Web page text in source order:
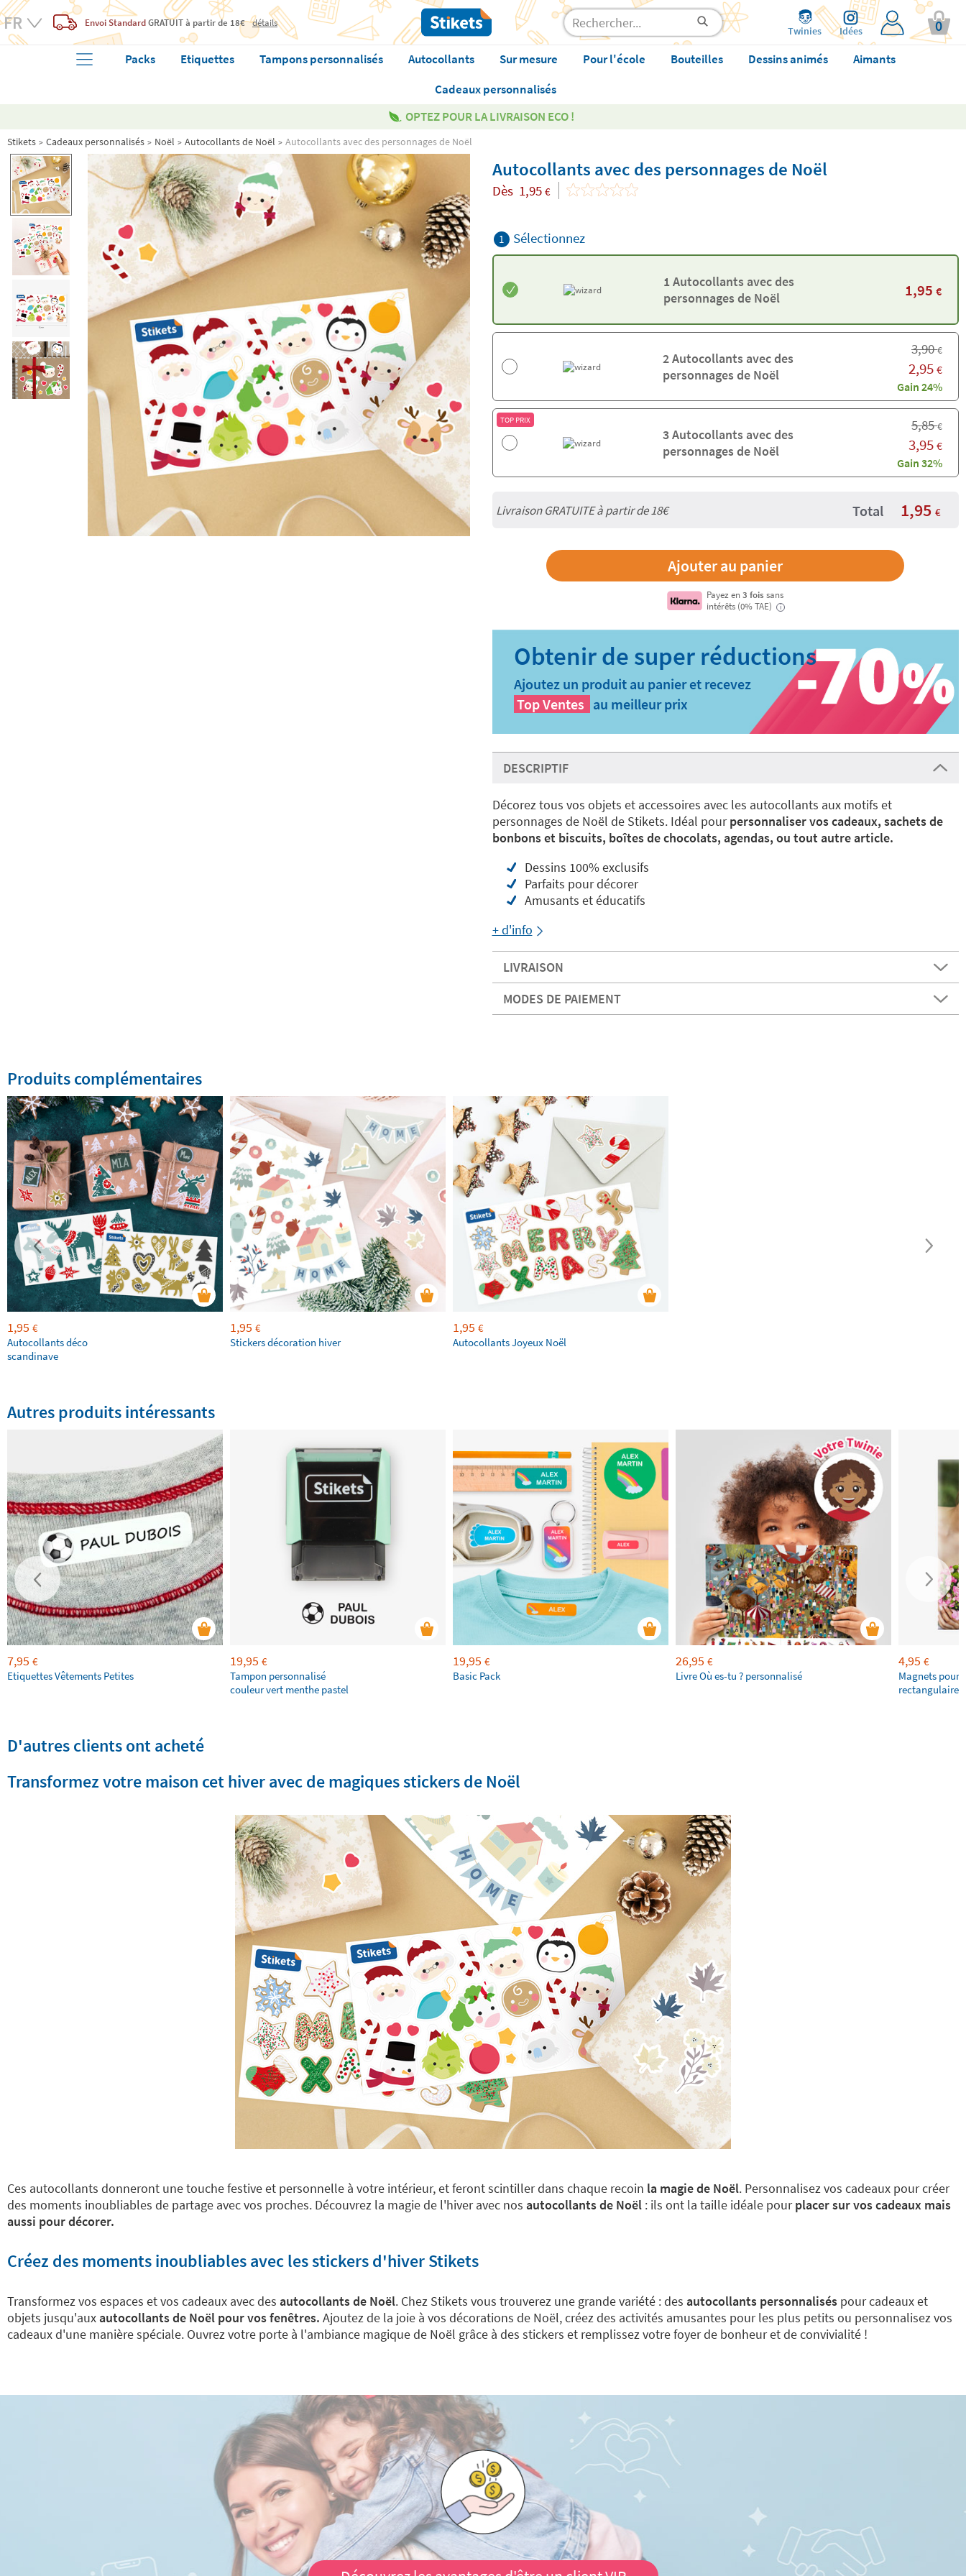
Envoi StandardGRATUITà partir de 18€ détails
Twinies Idées 0
Packs Etiquettes Tampons personnalisés Autocollants Sur mesure Pour l'école Bouteilles Dessins animés
Aimants
Cadeaux personnalisés
OPTEZ POUR LA LIVRAISON ECO !
Stikets Cadeaux personnalisés Noël Autocollants de Noël Autocollants avec des personnages de Noël
Autocollants avec des personnages de Noël
Dès 1,95 €
1 Sélectionnez
1 Autocollants avec des
personnages de Noël
1,95 €
2 Autocollants avec des
personnages de Noël
3,90€
2,95 €
Gain 24%
TOP PRIX
3 Autocollants avec des
personnages de Noël
5,85€
3,95 €
Gain 32%
Livraison GRATUITE à partir de18€ Total 1,95 €
Payez en 3 fois sans
intérêts (0% TAE)
i
Ajoutez un produit au panier et recevez
Top Ventes au meilleur prix
DESCRIPTIF
Décorez tous vos objets et accessoires avec les autocollants aux motifs et
personnages de Noël de Stikets. Idéal pourpersonnaliser vos cadeaux, sachets de
bonbons et biscuits, boîtes de chocolats, agendas, ou tout autre article.
Dessins 100% exclusifs
Parfaits pour décorer
Amusants et éducatifs
+ d'info
LIVRAISON
MODES DE PAIEMENT
Produits complémentaires
1,95 €
Autocollants déco
scandinave
1,95 €
Stickers décoration hiver
1,95 €
Autocollants Joyeux Noël
Autres produits intéressants
7,95 €
Etiquettes Vêtements Petites
19,95 €
Tampon personnalisé
couleur vert menthe pastel
19,95 €
Basic Pack
26,95 €
Livre Où es-tu ? personnalisé
4,95 €
Magnets pour
rectangulaires
D'autres clients ont acheté
Transformez votre maison cet hiver avec de magiques stickers de Noël
Ces autocollants donneront une touche festive et personnelle à votre intérieur, et feront scintiller dans chaque recoin la magie de Noël. Personnalisez vos cadeaux pour créer
des moments inoubliables de partage avec vos proches. Découvrez la magie de l'hiver avec nos autocollants de Noël : ils ont la taille idéale pourplacer sur vos cadeaux mais
aussi pour décorer.
Créez des moments inoubliables avec les stickers d'hiver Stikets
Transformez vos espaces et vos cadeaux avec des autocollants de Noël. Chez Stikets vous trouverez une grande variété : des autocollants personnalisés pour cadeaux et
objets jusqu'auxautocollants de Noël pour vos fenêtres. Ajoutez de la joie à vos décorations de Noël, créez des activités amusantes pour les plus petits ou personnalisez vos
cadeaux d'une manière spéciale. Ouvrez votre porte à l'ambiance magique de Noël grâce à des stickers et remplissez votre foyer de bonheur et de convivialité !